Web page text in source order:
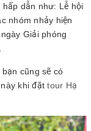
dẫn như: Lễ hội
nhóm nhảy hiện
Giải phóng
cũng sẽ có
này khi đặttour Hạ